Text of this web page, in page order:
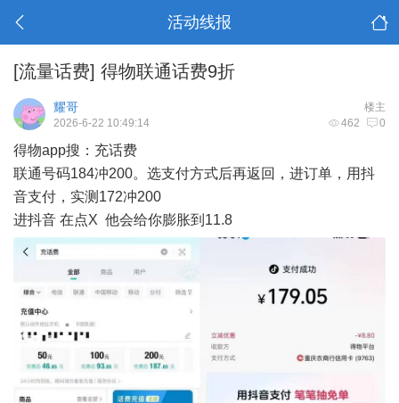
活动线报
[流量话费] 得物联通话费9折
楼主
耀哥
462 0
2026-6-22 10:49:14
得物app搜：充话费
联通号码184冲200。选支付方式后再返回，进订单，用抖
音支付，实测172冲200
进抖音 在点X 他会给你膨胀到11.8